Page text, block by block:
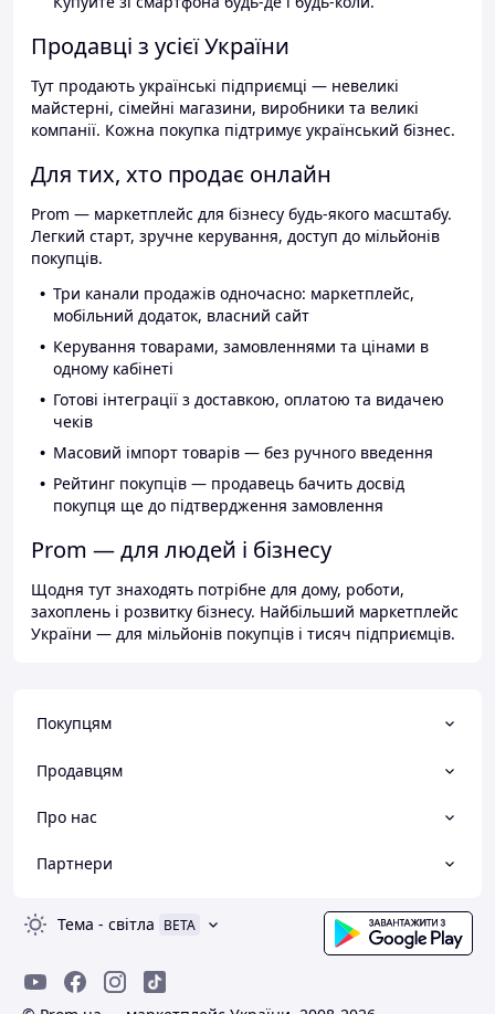
Продавці з усієї України
Тут продають українські підприємці — невеликі
майстерні, сімейні магазини, виробники та великі
компанії. Кожна покупка підтримує український бізнес.
Для тих, хто продає онлайн
Prom — маркетплейс для бізнесу будь-якого масштабу.
Легкий старт, зручне керування, доступ до мільйонів
покупців.
Три канали продажів одночасно: маркетплейс,
мобільний додаток, власний сайт
Керування товарами, замовленнями та цінами в
одному кабінеті
Готові інтеграції з доставкою, оплатою та видачею
чеків
Масовий імпорт товарів — без ручного введення
Рейтинг покупців — продавець бачить досвід
покупця ще до підтвердження замовлення
Prom — для людей і бізнесу
Щодня тут знаходять потрібне для дому, роботи,
захоплень і розвитку бізнесу. Найбільший маркетплейс
України — для мільйонів покупців і тисяч підприємців.
Покупцям
Продавцям
Про нас
Партнери
Тема - світла BETA